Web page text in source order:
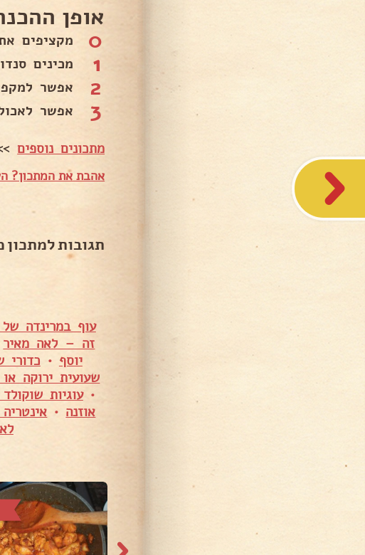
אופן
0 מקציפים
1 מכינים
2 אפשר
3 אפשר
מתכונים נוספים
אהבת את המתכון?
תגובות למתכון
זה – לאה מאיר
יוסף •
שעועית ירוקה
•עוגיות
אוזנה •